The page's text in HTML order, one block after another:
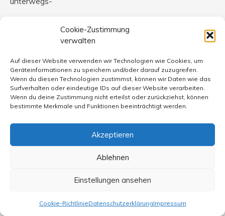
Cookie-Zustimmung
verwalten
Auf dieser Website verwenden wir Technologien wie Cookies, um
Geräteinformationen zu speichern und/oder darauf zuzugreifen.
Wenn du diesen Technologien zustimmst, können wir Daten wie das
Surfverhalten oder eindeutige IDs auf dieser Website verarbeiten.
Wenn du deine Zustimmung nicht erteilst oder zurückziehst, können
bestimmte Merkmale und Funktionen beeinträchtigt werden.
Akzeptieren
Ablehnen
Einstellungen ansehen
Cookie-RichtlinieDatenschutzerklärungImpressum
31. Januar 2017 um 14:20 Uhr
An JaM: Jetzt ist aus dem Heute ein Morgen geworden.
Sorry!
Den „Staat all seiner Bürger“ habe ich von Herrn
Waschke übernommen, weil ich ihn sehr passend finde.
Ich weiss, dass es nahezu illusionär ist von einer „Ein-
Staaten-Lösung“ zu reden, aber das ist für mich der
eigentliche Weg von einem besetzten Land zu einer
und Arabern in Palästina, im Nahen Osten. Ich weiss,
Staat Israel als auch von Seiten der Palästinenser